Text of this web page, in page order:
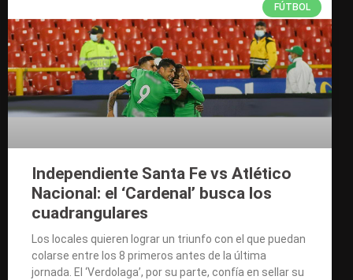
FÚTBOL
Independiente Santa Fe vs Atlético
Nacional: el ‘Cardenal’ busca los
cuadrangulares
Los locales quieren lograr un triunfo con el que puedan
colarse entre los 8 primeros antes de la última
jornada. El ‘Verdolaga’, por su parte, confía en sellar su